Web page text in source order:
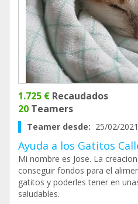
1.725 € Recaudados
20 Teamers
Teamer desde: 25/02/2021
Ayuda a los Gatitos
Mi nombre es Jose. La
conseguir fondos para el
gatitos y poderles tener en
saludables.